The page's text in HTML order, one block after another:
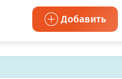
Добавить